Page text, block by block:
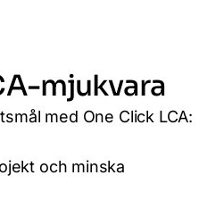
mjukvara
med One Click LCA:
och minska